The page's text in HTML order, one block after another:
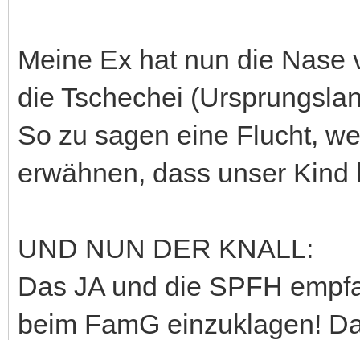
Meine Ex hat nun die
die Tschechei
So zu sagen eine Flucht,
erwähnen, dass unser
UND NUN DER KNALL:
Das JA und die SPFH
beim FamG einzuklagen!